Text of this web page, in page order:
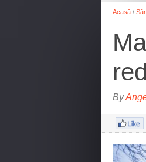
REȘIȚA
ANINA
BOCŞA
ORAVIȚA
OȚELU
Acasă /
By